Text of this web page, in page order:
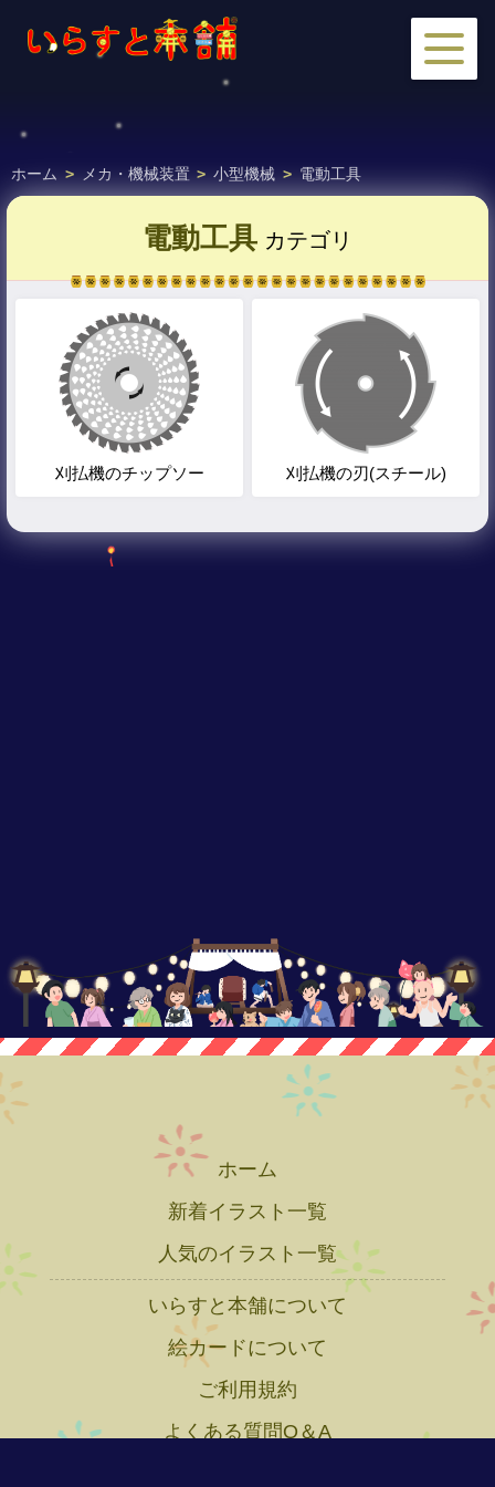
ホーム > メカ・機械装置 > 小型機械 > 電動工具
電動工具 カテゴリ
刈払機のチップソー 刈払機の刃(スチール)
ホーム
新着イラスト一覧
人気のイラスト一覧
いらすと本舗について
絵カードについて
ご利用規約
よくある質問Q＆A